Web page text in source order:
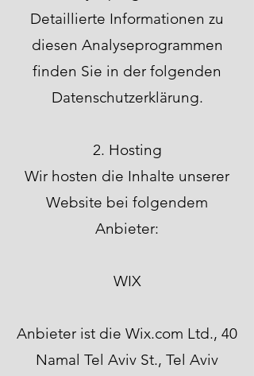
Detaillierte Informationen zu
diesen Analyseprogrammen
finden Sie in der folgenden
Datenschutzerklärung.
2. Hosting
Wir hosten die Inhalte unserer
Website bei folgendem
Anbieter:
WIX
Anbieter ist die Wix.com Ltd., 40
Namal Tel Aviv St., Tel Aviv